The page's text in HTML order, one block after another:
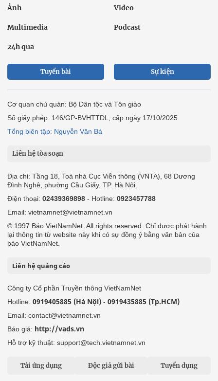
Ảnh Video
Multimedia Podcast
24h qua
Tuyến bài Sự kiện
Cơ quan chủ quản: Bộ Dân tộc và Tôn giáo
Số giấy phép: 146/GP-BVHTTDL, cấp ngày 17/10/2025
Tổng biên tập: Nguyễn Văn Bá
Liên hệ tòa soạn
Địa chỉ: Tầng 18, Toà nhà Cục Viễn thông (VNTA), 68 Dương
Đình Nghệ, phường Cầu Giấy, TP. Hà Nội.
Điện thoại: 02439369898 - Hotline: 0923457788
Email: vietnamnet@vietnamnet.vn
© 1997 Báo VietNamNet. All rights reserved. Chỉ được phát hành
lại thông tin từ website này khi có sự đồng ý bằng văn bản của
báo VietNamNet.
Liên hệ quảng cáo
Công ty Cổ phần Truyền thông VietNamNet
Hotline: 0919405885 (Hà Nội) - 0919435885 (Tp.HCM)
Email: contact@vietnamnet.vn
Báo giá: http://vads.vn
Hỗ trợ kỹ thuật: support@tech.vietnamnet.vn
Tải ứng dụng Độc giả gửi bài Tuyển dụng